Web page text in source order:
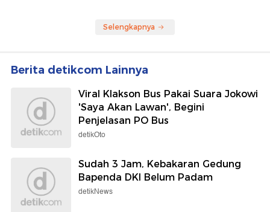
Selengkapnya
Berita detikcom Lainnya
Viral Klakson Bus Pakai Suara Jokowi
'Saya Akan Lawan', Begini
Penjelasan PO Bus
detikOto
Sudah 3 Jam, Kebakaran Gedung
Bapenda DKI Belum Padam
detikNews